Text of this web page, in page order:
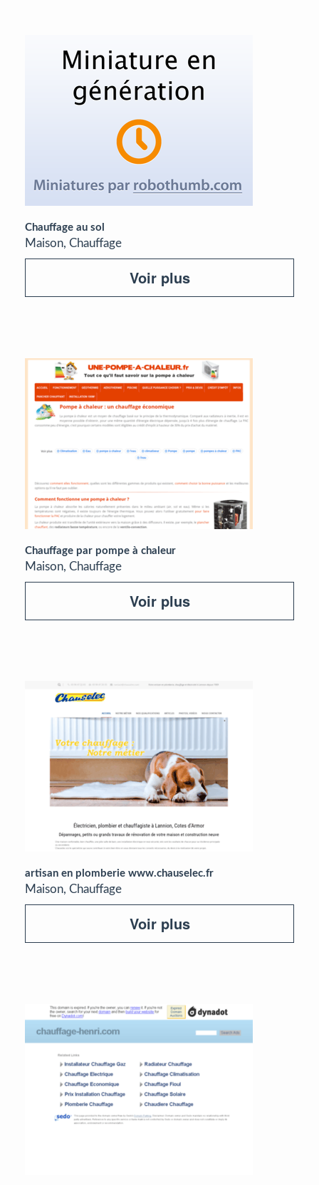
Chauffage au sol
Maison, Chauffage
Voir plus
Chauffage par pompe à chaleur
Maison, Chauffage
Voir plus
artisan en plomberie www.chauselec.fr
Maison, Chauffage
Voir plus